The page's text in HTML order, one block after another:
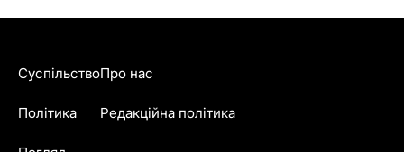
Суспільство
Політика
Про нас
Редакційна політика